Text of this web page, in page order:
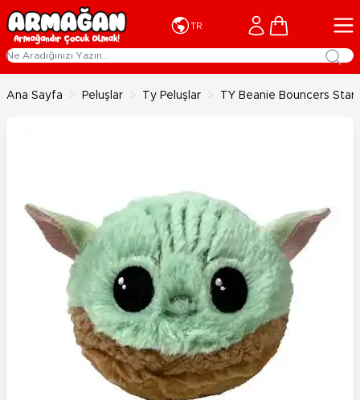
İçeriğe geç
TR Cart
Ana Sayfa > Peluşlar > Ty Peluşlar > TY Beanie Bouncers Star